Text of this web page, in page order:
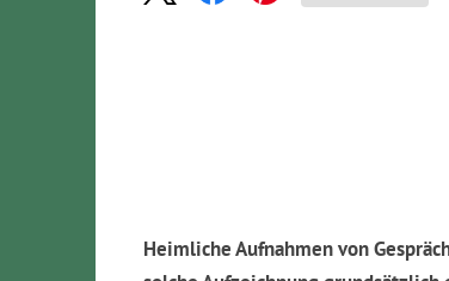
Kostenlose Erstberatung